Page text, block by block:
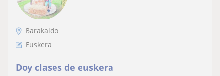
Barakaldo
Euskera
Doy clases de euskera